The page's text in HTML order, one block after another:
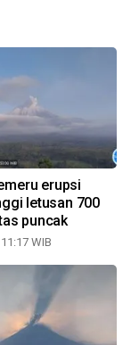
erupsi
letusan 700
puncak
WIB